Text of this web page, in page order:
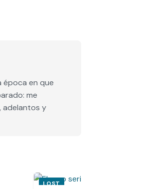
época en que
me
adelantos y
LOST